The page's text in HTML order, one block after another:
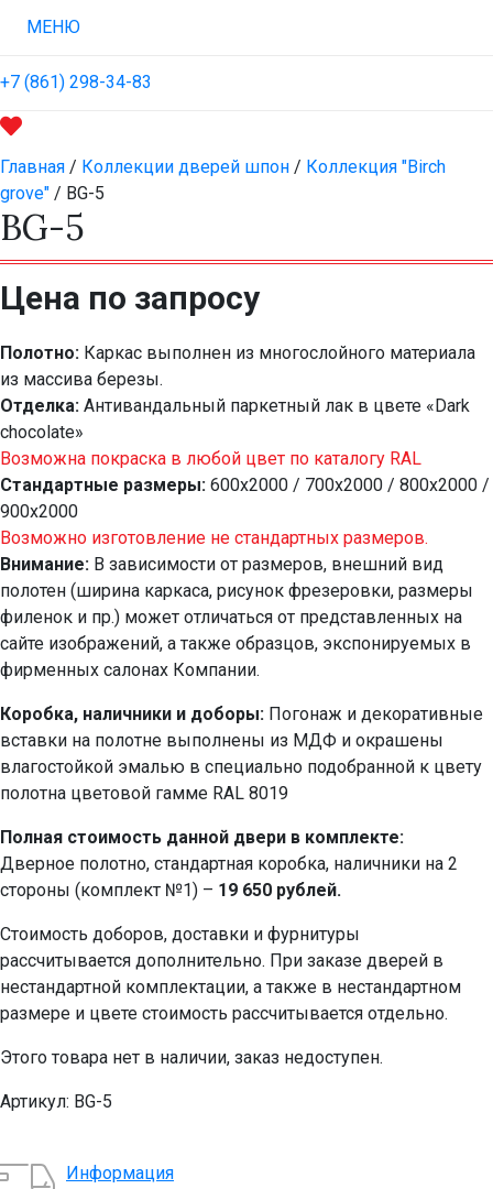
МЕНЮ
+7 (861) 298-34-83
Главная / Коллекции дверей шпон / Коллекция "Birch
grove" / BG-5
BG-5
Цена по запросу
Полотно: Каркас выполнен из многослойного материала
из массива березы.
Отделка: Антивандальный паркетный лак в цвете «Dark
chocolate»
Возможна покраска в любой цвет по каталогу RAL
Стандартные размеры: 600х2000 / 700х2000 / 800х2000 /
900х2000
Возможно изготовление не стандартных размеров.
Внимание: В зависимости от размеров, внешний вид
полотен (ширина каркаса, рисунок фрезеровки, размеры
филенок и пр.) может отличаться от представленных на
сайте изображений, а также образцов, экспонируемых в
фирменных салонах Компании.
Коробка, наличники и доборы: Погонаж и декоративные
вставки на полотне выполнены из МДФ и окрашены
влагостойкой эмалью в специально подобранной к цвету
полотна цветовой гамме RAL 8019
Полная стоимость данной двери в комплекте:
Дверное полотно, стандартная коробка, наличники на 2
стороны (комплект №1) – 19 650 рублей.
Стоимость доборов, доставки и фурнитуры
рассчитывается дополнительно. При заказе дверей в
нестандартной комплектации, а также в нестандартном
размере и цвете стоимость рассчитывается отдельно.
Этого товара нет в наличии, заказ недоступен.
Артикул: BG-5
Информация